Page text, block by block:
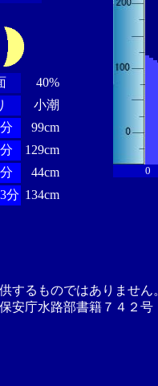
40%
小潮
99cm
129cm
44cm
分 134cm
0
するものではありませ
安庁水路部書籍７４２